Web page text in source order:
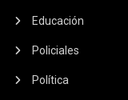
Educación
Policiales
Política